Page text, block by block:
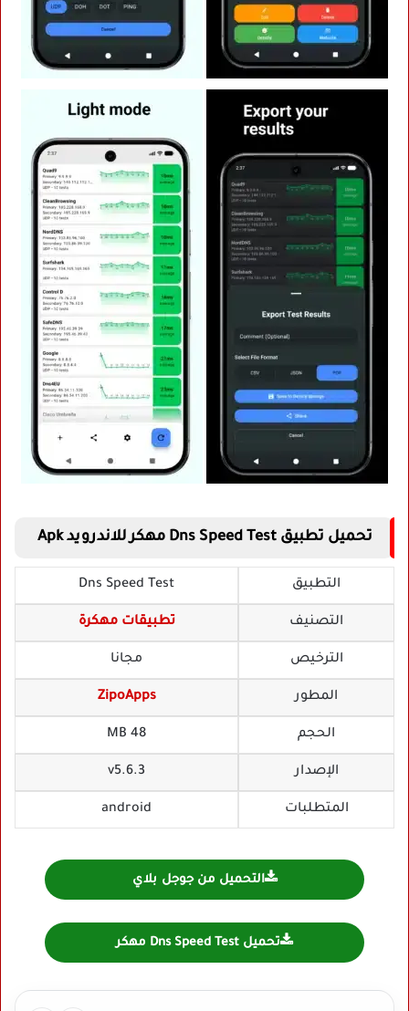
تحميل تطبيق Dns Speed Test مهكر للاندرويد Apk
التطبيق Dns Speed Test
التصنيف تطبيقات مهكرة
الترخيص مجانا
المطور ZipoApps
الحجم 48 MB
الإصدار v5.6.3
المتطلبات android
التحميل من جوجل بلاي
تحميل Dns Speed Test مهكر